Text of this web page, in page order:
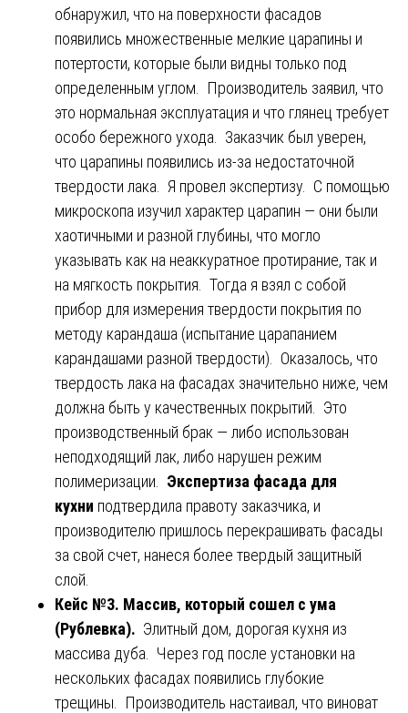
обнаружил, что на поверхности фасадов
появились множественные мелкие царапины и
потертости, которые были видны только под
определенным углом. Производитель заявил, что
это нормальная эксплуатация и что глянец требует
особо бережного ухода. Заказчик был уверен,
что царапины появились из-за недостаточной
твердости лака. Я провел экспертизу. С помощью
микроскопа изучил характер царапин — они были
хаотичными и разной глубины, что могло
указывать как на неаккуратное протирание, так и
на мягкость покрытия. Тогда я взял с собой
прибор для измерения твердости покрытия по
методу карандаша (испытание царапанием
карандашами разной твердости). Оказалось, что
твердость лака на фасадах значительно ниже, чем
должна быть у качественных покрытий. Это
производственный брак — либо использован
неподходящий лак, либо нарушен режим
полимеризации. Экспертиза фасада для
кухни подтвердила правоту заказчика, и
производителю пришлось перекрашивать фасады
за свой счет, нанеся более твердый защитный
слой.
Кейс №3. Массив, который сошел с ума
(Рублевка). Элитный дом, дорогая кухня из
массива дуба. Через год после установки на
нескольких фасадах появились глубокие
трещины. Производитель настаивал, что виноват